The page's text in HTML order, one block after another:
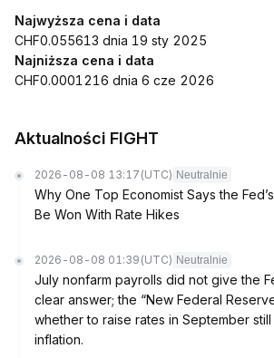
Najwyższa cena i data
CHF0.055613 dnia 19 sty 2025
Najniższa cena i data
CHF0.0001216 dnia 6 cze 2026
Aktualności FIGHT
2026-08-08 13:17 (UTC) Neutralnie
Why One Top Economist Says the
Be Won With Rate Hikes
2026-08-08 01:39 (UTC) Neutralnie
July nonfarm payrolls did not give the
clear answer; the “New Federal
whether to raise rates in September
inflation.